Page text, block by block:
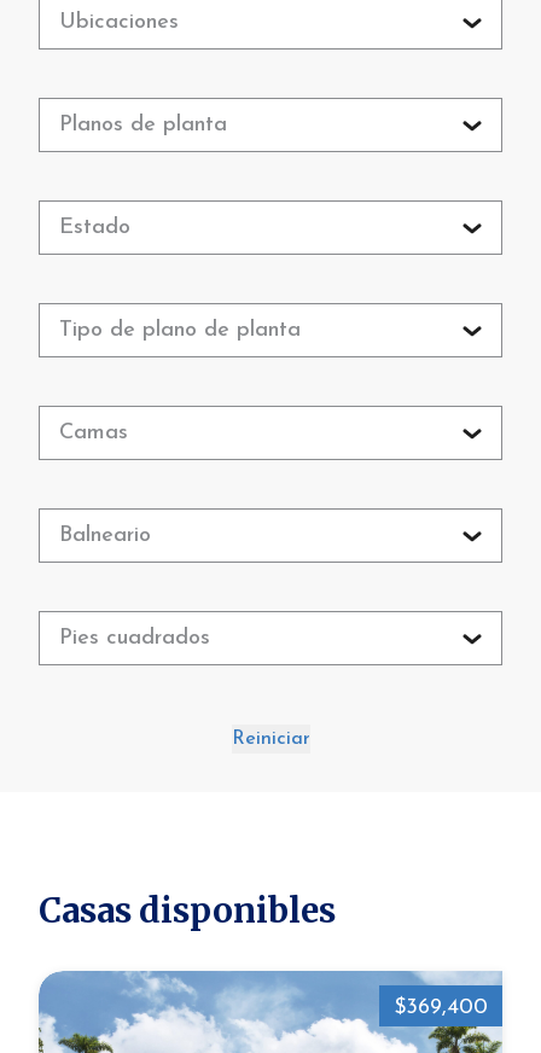
Ubicaciones
Planos de planta
Estado
Tipo de plano de planta
Camas
Balneario
Pies cuadrados
Reiniciar
Casas disponibles
$369,400